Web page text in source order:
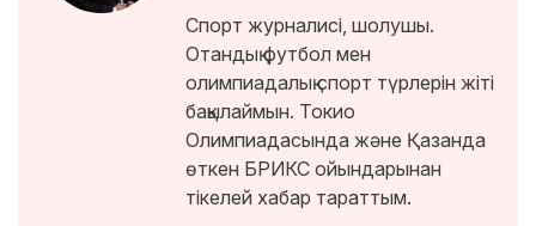
Спорт журналисі, шолушы.
Отандық футбол мен
олимпиадалық спорт түрлерін жіті
бақылаймын. Токио
Олимпиадасында және Қазанда
өткен БРИКС ойындарынан
тікелей хабар тараттым.